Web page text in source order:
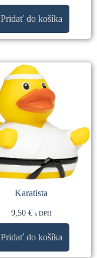
Pridať do košíka
Karatista
9,50 € s DPH
Pridať do košíka